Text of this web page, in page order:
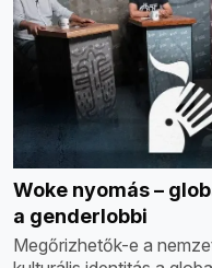
Woke nyomás –
a genderlobbi
Megőrizhetők-e a